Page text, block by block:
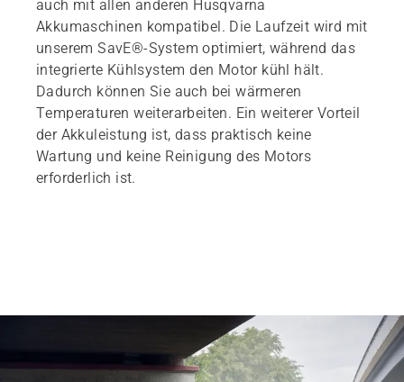
auch mit allen anderen Husqvarna
Akkumaschinen kompatibel. Die Laufzeit wird mit
unserem SavE®-System optimiert, während das
integrierte Kühlsystem den Motor kühl hält.
Dadurch können Sie auch bei wärmeren
Temperaturen weiterarbeiten. Ein weiterer Vorteil
der Akkuleistung ist, dass praktisch keine
Wartung und keine Reinigung des Motors
erforderlich ist.